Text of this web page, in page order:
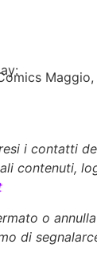
Maggio,
i contatti
contenuti,
o
di